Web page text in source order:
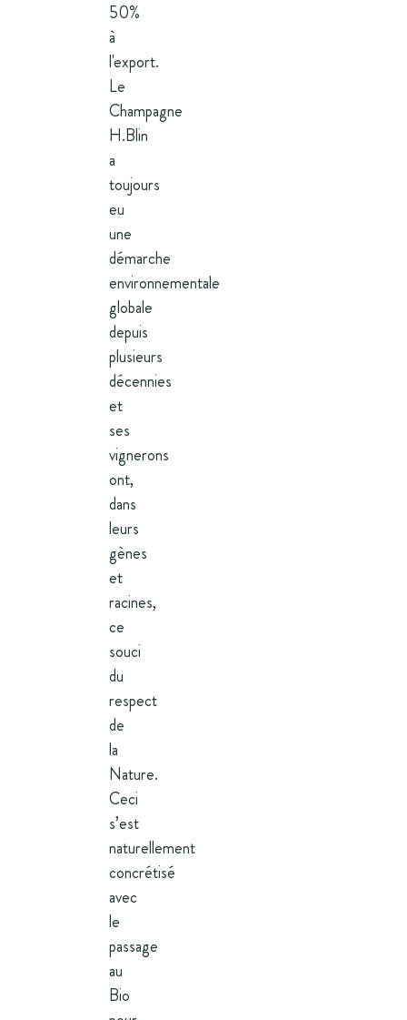
50%
à
l'export.
Le
Champagne
H.Blin
a
toujours
eu
une
démarche
environnementale
globale
depuis
plusieurs
décennies
et
ses
vignerons
ont,
dans
leurs
gènes
et
racines,
ce
souci
du
respect
de
la
Nature.
Ceci
s’est
naturellement
concrétisé
avec
le
passage
au
Bio